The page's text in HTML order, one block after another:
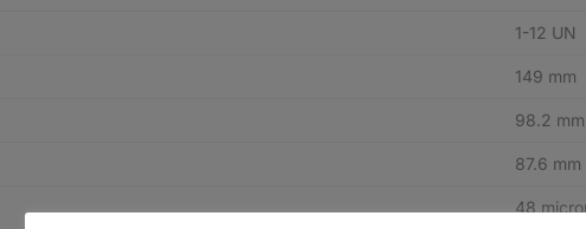
1-12 UN
149 mm
98.2 mm
87.6 mm
48